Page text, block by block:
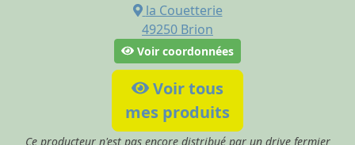
la Couetterie
49250 Brion
Voir coordonnées
Voir tous
mes produits
Ce producteur n'est pas encore distribué par un drive fermier